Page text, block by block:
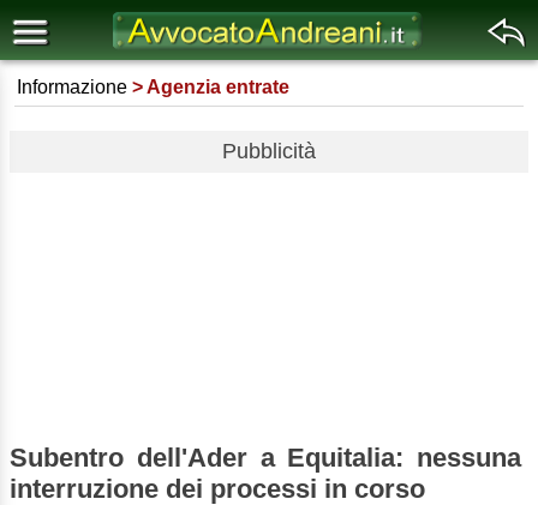
Informazione Agenzia entrate
Pubblicità
Subentro dell'Ader a Equitalia: nessuna
interruzione dei processi in corso